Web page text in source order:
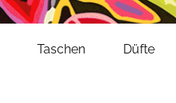
Taschen Düfte